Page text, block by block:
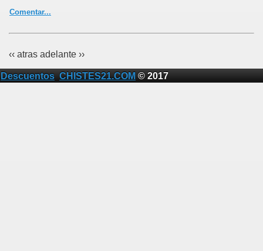
Comentar...
‹‹ atras adelante ››
Descuentos CHISTES21.COM © 2017